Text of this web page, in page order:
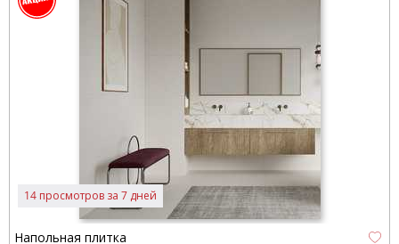
14 просмотров за 7 дней
Напольная плитка